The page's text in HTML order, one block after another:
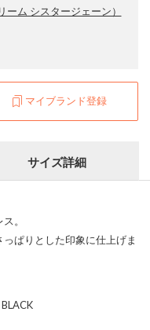
ーム シスタージェーン）
マイブランド登録
サイズ詳細
。
ぱりとした印象に仕上げま